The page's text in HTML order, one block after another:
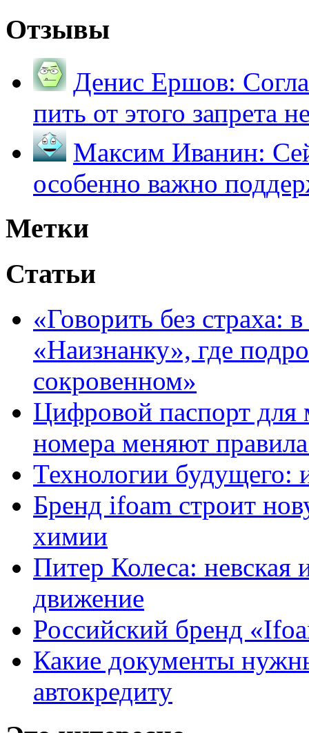
Отзывы
Денис Ершов:
пить от этого запрета
Максим Иванин:
особенно важно
Метки
Статьи
«Говорить без страха:
«Наизнанку», где
сокровенном»
Цифровой паспорт для
номера меняют
Технологии будущего:
Бренд ifoam строит
химии
Питер Колеса: невская
движение
Российский бренд
Какие документы
автокредиту